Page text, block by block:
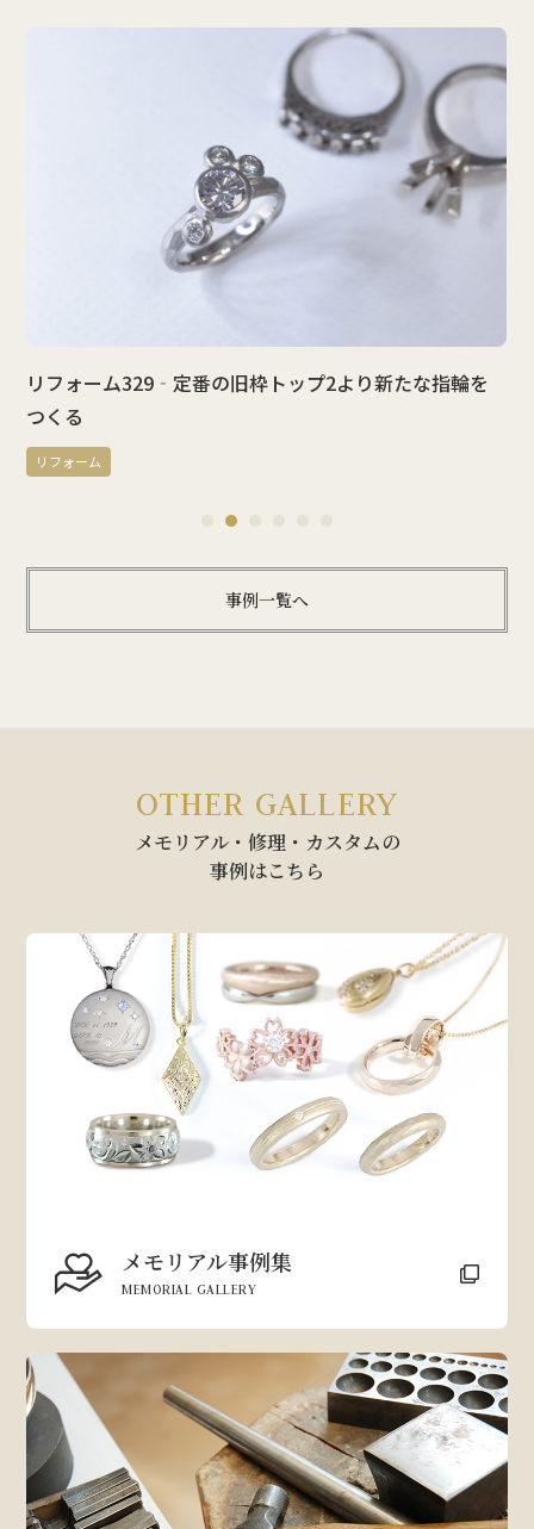
番の旧枠トップ2より新たな指輪を リフォーム328‐
事例一覧へ
OTHER GALLERY
メモリアル・修理・カスタムの
事例はこちら
メモリアル事例集
MEMORIAL GALLERY